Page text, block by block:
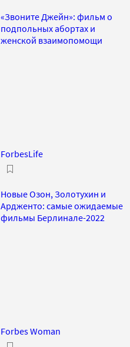
«Звоните Джейн»: фильм о
подпольных абортах и
женской взаимопомощи
ForbesLife
Новые Озон, Золотухин и
Ардженто: самые ожидаемые
фильмы Берлинале-2022
Forbes Woman